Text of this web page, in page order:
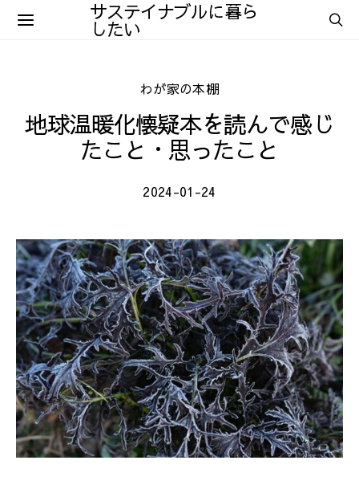
サステイナブルに暮ら
したい
わが家の本棚
地球温暖化懐疑本を読んで感じ
たこと・思ったこと
2024-01-24